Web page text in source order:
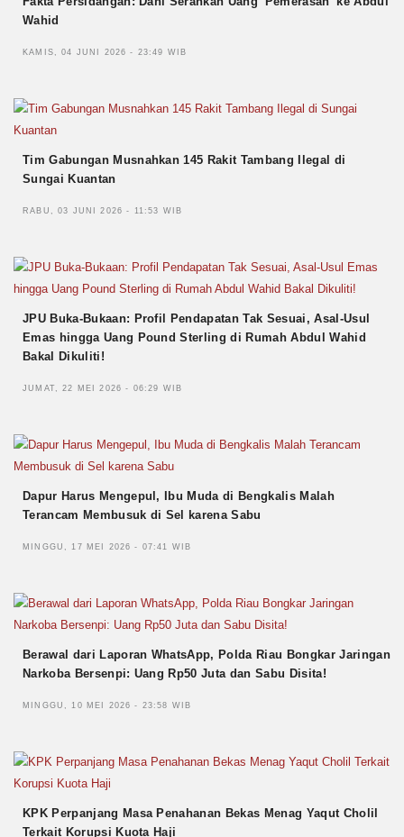
Wahid
KAMIS, 04 JUNI 2026 - 23:49 WIB
Tim Gabungan Musnahkan 145 Rakit Tambang Ilegal di
Sungai Kuantan
RABU, 03 JUNI 2026 - 11:53 WIB
JPU Buka-Bukaan: Profil Pendapatan Tak Sesuai, Asal-Usul
Emas hingga Uang Pound Sterling di Rumah Abdul Wahid
Bakal Dikuliti!
JUMAT, 22 MEI 2026 - 06:29 WIB
Dapur Harus Mengepul, Ibu Muda di Bengkalis Malah
Terancam Membusuk di Sel karena Sabu
MINGGU, 17 MEI 2026 - 07:41 WIB
Berawal dari Laporan WhatsApp, Polda Riau Bongkar Jaringan
Narkoba Bersenpi: Uang Rp50 Juta dan Sabu Disita!
MINGGU, 10 MEI 2026 - 23:58 WIB
KPK Perpanjang Masa Penahanan Bekas Menag Yaqut Cholil
Terkait Korupsi Kuota Haji